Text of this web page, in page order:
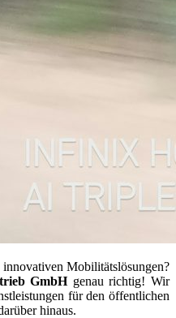
innovativen Mobilitätslösungen?
GmbHgenau richtig! Wir
für den öffentlichen
hinaus.